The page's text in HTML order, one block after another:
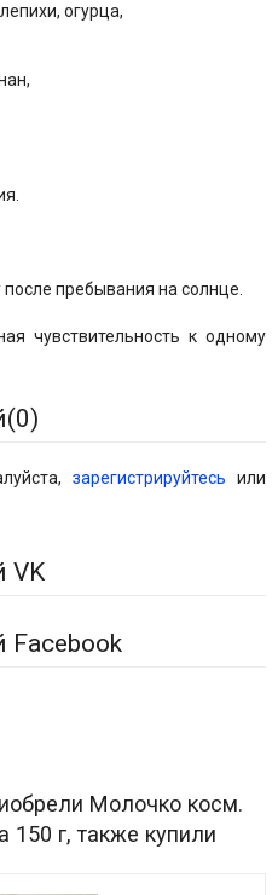
огурца,
пребывания на солнце.
чувствительность к одному
0)
зарегистрируйтесь или
VK
Facebook
Молочко косм.
г, также купили